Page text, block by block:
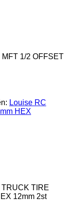
1/2 OFFSET
Louise RC
HEX
TIRE
12mm 2st